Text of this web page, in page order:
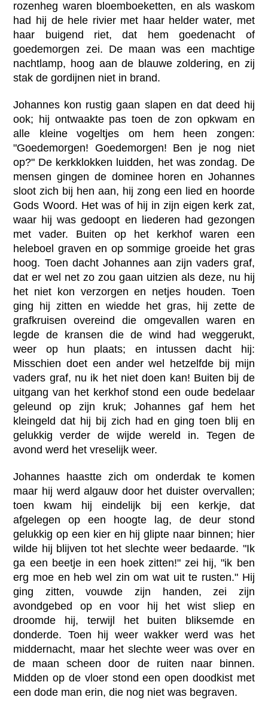
rozenheg waren bloemboeketten, en als waskom
had hij de hele rivier met haar helder water, met
haar buigend riet, dat hem goedenacht of
goedemorgen zei. De maan was een machtige
nachtlamp, hoog aan de blauwe zoldering, en zij
stak de gordijnen niet in brand.
Johannes kon rustig gaan slapen en dat deed hij
ook; hij ontwaakte pas toen de zon opkwam en
alle kleine vogeltjes om hem heen zongen:
"Goedemorgen! Goedemorgen! Ben je nog niet
op?" De kerkklokken luidden, het was zondag. De
mensen gingen de dominee horen en Johannes
sloot zich bij hen aan, hij zong een lied en hoorde
Gods Woord. Het was of hij in zijn eigen kerk zat,
waar hij was gedoopt en liederen had gezongen
met vader. Buiten op het kerkhof waren een
heleboel graven en op sommige groeide het gras
hoog. Toen dacht Johannes aan zijn vaders graf,
dat er wel net zo zou gaan uitzien als deze, nu hij
het niet kon verzorgen en netjes houden. Toen
ging hij zitten en wiedde het gras, hij zette de
grafkruisen overeind die omgevallen waren en
legde de kransen die de wind had weggerukt,
weer op hun plaats; en intussen dacht hij:
Misschien doet een ander wel hetzelfde bij mijn
vaders graf, nu ik het niet doen kan! Buiten bij de
uitgang van het kerkhof stond een oude bedelaar
geleund op zijn kruk; Johannes gaf hem het
kleingeld dat hij bij zich had en ging toen blij en
gelukkig verder de wijde wereld in. Tegen de
avond werd het vreselijk weer.
Johannes haastte zich om onderdak te komen
maar hij werd algauw door het duister overvallen;
toen kwam hij eindelijk bij een kerkje, dat
afgelegen op een hoogte lag, de deur stond
gelukkig op een kier en hij glipte naar binnen; hier
wilde hij blijven tot het slechte weer bedaarde. "Ik
ga een beetje in een hoek zitten!" zei hij, "ik ben
erg moe en heb wel zin om wat uit te rusten." Hij
ging zitten, vouwde zijn handen, zei zijn
avondgebed op en voor hij het wist sliep en
droomde hij, terwijl het buiten bliksemde en
donderde. Toen hij weer wakker werd was het
middernacht, maar het slechte weer was over en
de maan scheen door de ruiten naar binnen.
Midden op de vloer stond een open doodkist met
een dode man erin, die nog niet was begraven.